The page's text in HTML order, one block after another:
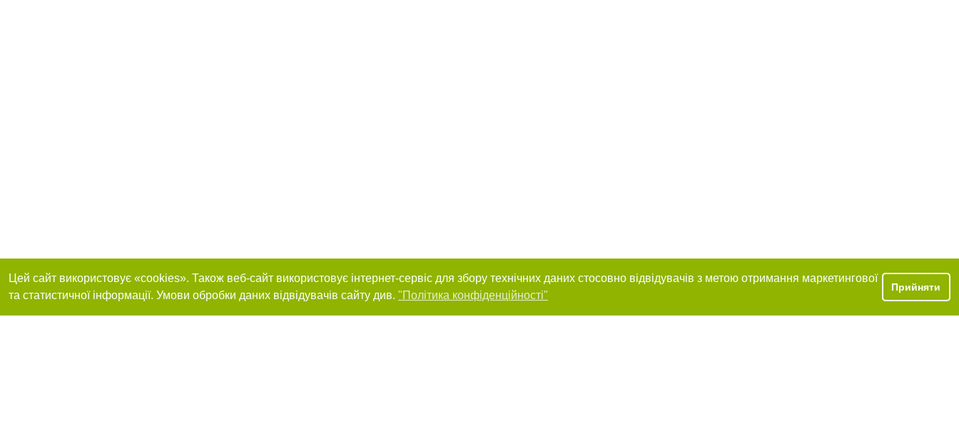
Цей сайт використовує «cookies». Також веб-сайт використовує інтернет-сервіс для збору технічних даних стосовно відвідувачів з метою отримання маркетингової
та статистичної інформації. Умови обробки даних відвідувачів сайту див. "Політика конфіденційності"
Прийняти